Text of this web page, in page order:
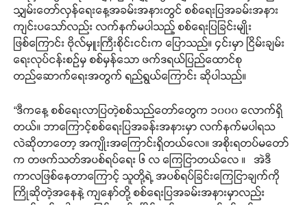
Support SHAN
သျှမ်းတော်လှန်ရေးနေ့အခမ်းအနားတွင် စစ်ရေးပြအခမ်းအနား
ကျင်းပသော်လည်း လက်နက်မပါသည့် စစ်ရေးပြခြင်းမျိုး
ဖြစ်ကြောင်း ဗိုလ်မှူးကြီးစိုင်းငင်းက ပြောသည်။ ၄င်းမှာ ငြိမ်းချမ်း
ရေးလုပ်ငန်းစဉ်မှ စစ်မှန်သော ဖက်ဒရယ်ပြည်ထောင်စု
တည်ဆောက်ရေးအတွက် ရည်ရွယ်ကြောင်း ဆိုပါသည်။
“ဒီကနေ့ စစ်ရေးလာပြတဲ့စစ်သည်တော်တွေက ၁၀၀၀ လောက်ရှိ
တယ်။ ဘာကြောင့်စစ်ရေးပြအခန်းအနားမှာ လက်နက်မပါရသ
လဲဆိုတာတော့ အကျိုးအကြောင်းရှိတယ်လေ။ အစိုးရတပ်မတော်
က တဖက်သတ်အပစ်ရပ်ရေး ၆ လ ကြေငြာတယ်လေ ။ အဲဒီ
ကာလဖြစ်နေတာကြောင့် သူတို့ရဲ့ အပစ်ရပ်ခြင်းကြေငြာချက်ကို
ကြိုဆိုတဲ့အနေနဲ့ ကျနော်တို့ စစ်ရေးပြအခမ်းအနားမှာလည်း